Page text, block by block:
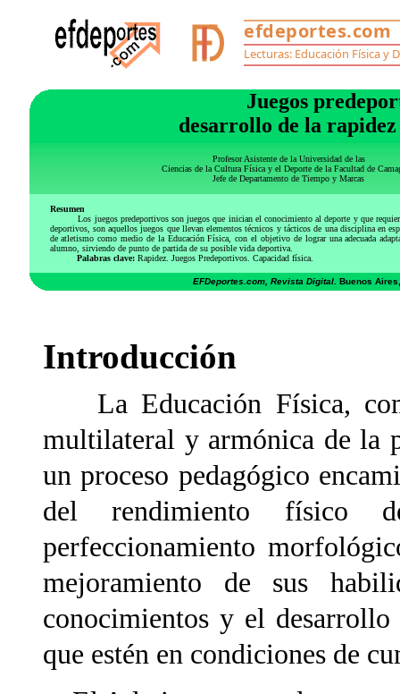
Juegos
desarrollo de la rapidez
Profesor Asistente de la Universidad de las
Ciencias de la Cultura Física y el Deporte de la Facultad de
Jefe de Departamento de Tiempo y Marcas
Resumen
Los juegos predeportivos son juegos que inician el conocimiento al deporte y que
deportivos, son aquellos juegos que llevan elementos técnicos y tácticos de una disciplina en
de atletismo como medio de la Educación Física, con el objetivo de lograr una adecuada
alumno, sirviendo de punto de partida de su posible vida deportiva.
Palabras clave:Rapidez. Juegos Predeportivos. Capacidad física.
EFDeportes.com, Revista Digital . Buenos
Introducción
La Educación Física,
multilateral y armónica de la
un proceso pedagógico
del rendimiento físico
perfeccionamiento
mejoramiento de sus
conocimientos y el
que estén en condiciones de